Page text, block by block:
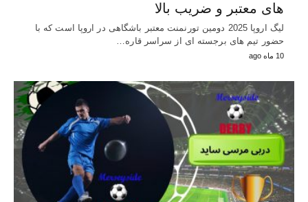
های معتبر و ضریب بالا
لیگ اروپا 2025 دومین تورنمنت معتبر باشگاهی در اروپا است که با
حضور تیم‌ های برجسته‌ ای از سراسر قاره…
10 ماه ago